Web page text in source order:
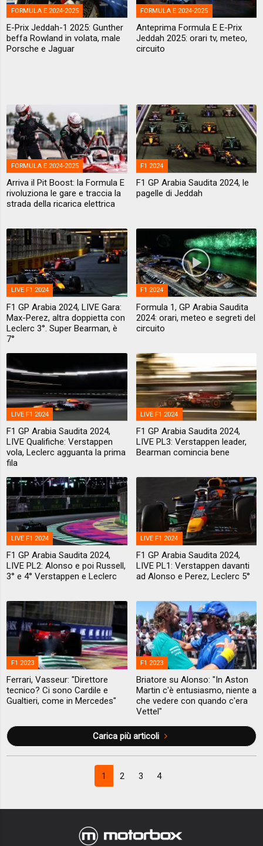
FORMULA E 2024-2025
E-Prix Jeddah-1 2025: Gunther
beffa Rowland in volata, male
Porsche e Jaguar
FORMULA E 2024-2025
Anteprima Formula E E-Prix
Jeddah 2025: orari tv, meteo,
circuito
FORMULA E 2024-2025
Arriva il Pit Boost: la Formula E
rivoluziona le gare e traccia la
strada della ricarica elettrica
F1 2024
F1 GP Arabia Saudita 2024, le
pagelle di Jeddah
LIVE F1 2024
F1 GP Arabia 2024, LIVE Gara:
Max-Perez, altra doppietta con
Leclerc 3°. Super Bearman, è
7°
F1 2024
Formula 1, GP Arabia Saudita
2024: orari, meteo e segreti del
circuito
LIVE F1 2024
F1 GP Arabia Saudita 2024,
LIVE Qualifiche: Verstappen
vola, Leclerc agguanta la prima
fila
LIVE F1 2024
F1 GP Arabia Saudita 2024,
LIVE PL3: Verstappen leader,
Bearman comincia bene
LIVE F1 2024
F1 GP Arabia Saudita 2024,
LIVE PL2: Alonso e poi Russell,
3° e 4° Verstappen e Leclerc
LIVE F1 2024
F1 GP Arabia Saudita 2024,
LIVE PL1: Verstappen davanti
ad Alonso e Perez, Leclerc 5°
F1 2023
Ferrari, Vasseur: "Direttore
tecnico? Ci sono Cardile e
Gualtieri, come in Mercedes"
F1 2023
Briatore su Alonso: "In Aston
Martin c'è entusiasmo, niente a
che vedere con quando c'era
Vettel"
Carica più articoli
1 2 3 4